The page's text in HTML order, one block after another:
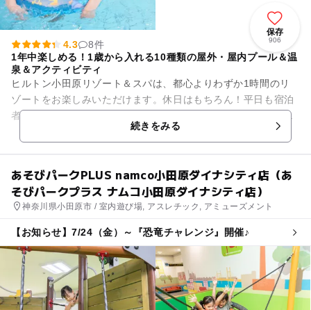
保存
906
4.3
8件
1年中楽しめる！1歳から入れる10種類の屋外・屋内プール＆温
泉＆アクティビティ
ヒルトン小田原リゾート＆スパは、都心よりわずか1時間のリ
ゾートをお楽しみいただけます。休日はもちろん！平日も宿泊
者は無料で、チェックイン前・チェックイン後もプールや温泉
をご利用いただけます。さら...続きをみる
あそびパークPLUS namco小田原ダイナシティ店（あ
そびパークプラス ナムコ小田原ダイナシティ店）
神奈川県小田原市 / 室内遊び場, アスレチック, アミューズメント
【お知らせ】7/24（金）～『恐竜チャレンジ』開催♪